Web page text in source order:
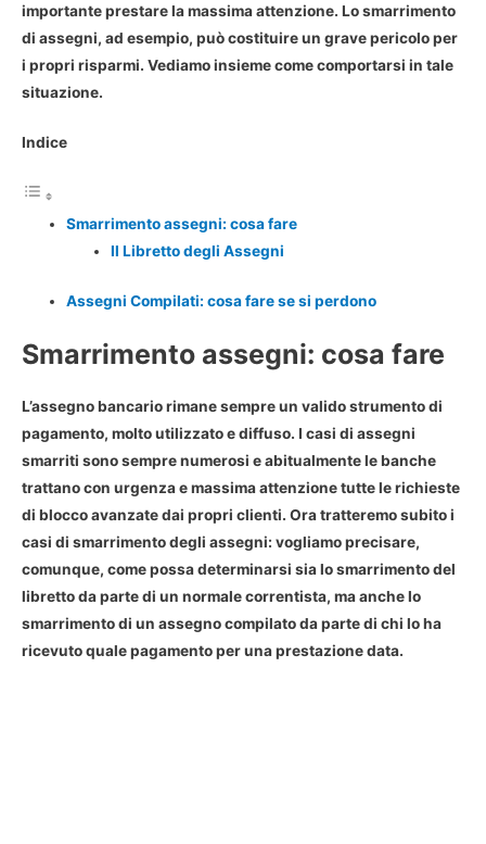
importante prestare la massima attenzione. Lo smarrimento
di assegni, ad esempio, può costituire un grave pericolo per
i propri risparmi. Vediamo insieme come comportarsi in tale
situazione.
Indice
Smarrimento assegni: cosa fare
Il Libretto degli Assegni
Assegni Compilati: cosa fare se si perdono
Smarrimento assegni: cosa fare
L’assegno bancariorimane sempre un valido strumento di
pagamento, molto utilizzato e diffuso. I casi di assegni
smarriti sono sempre numerosi e abitualmente le banche
trattano con urgenza e massima attenzione tutte le richieste
di blocco avanzate dai propri clienti. Ora tratteremo subito i
casi di smarrimento degli assegni: vogliamo precisare,
comunque, come possa determinarsi sia lo smarrimento del
libretto da parte di un normale correntista, ma anche lo
smarrimento di un assegno compilato da parte di chi lo ha
ricevuto quale pagamento per una prestazione data.